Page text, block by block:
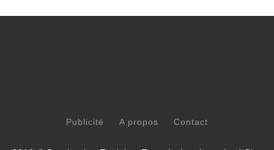
Publicité A propos Contact